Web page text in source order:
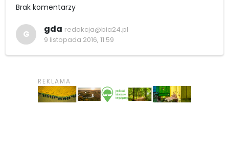
Brak komentarzy
G gda redakcja@bia24.pl
9 listopada 2016, 11:59